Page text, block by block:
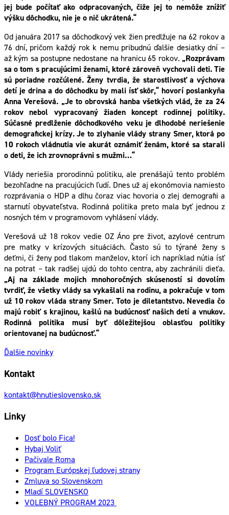
jej bude počítať ako odpracovaných, čiže jej to nemôže znížiť
výšku dôchodku, nie je o nič ukrátená.“
Od januára 2017 sa dôchodkový vek žien predlžuje na 62 rokov a
76 dní, pričom každý rok k nemu pribudnú ďalšie desiatky dní –
až kým sa postupne nedostane na hranicu 65 rokov. „Rozprávam
sa o tom s pracujúcimi ženami, ktoré zároveň vychovali deti. Tie
sú poriadne rozčúlené. Ženy tvrdia, že starostlivosť a výchova
detí je drina a do dôchodku by mali ísť skôr,“ hovorí poslankyňa
Anna Verešová. „Je to obrovská hanba všetkých vlád, že za 24
rokov nebol vypracovaný žiaden koncept rodinnej politiky.
Súčasné predlženie dôchodkového veku je dlhodobé neriešenie
demografickej krízy. Je to zlyhanie vlády strany Smer, ktorá po
10 rokoch vládnutia vie akurát oznámiť ženám, ktoré sa starali
o deti, že ich zrovnoprávni s mužmi…“
Vlády neriešia prorodinnú politiku, ale prenášajú tento problém
bezohľadne na pracujúcich ľudí. Dnes už aj ekonómovia namiesto
rozprávania o HDP a dlhu čoraz viac hovoria o zlej demografii a
starnutí obyvateľstva. Rodinná politika preto mala byť jednou z
nosných tém v programovom vyhlásení vlády.
Verešová už 18 rokov vedie OZ Áno pre život, azylové centrum
pre matky v krízových situáciách. Často sú to týrané ženy s
deťmi, či ženy pod tlakom manželov, ktorí ich napríklad nútia ísť
na potrat – tak radšej ujdú do tohto centra, aby zachránili dieťa.
„Aj na základe mojich mnohoročných skúseností si dovolím
tvrdiť, že všetky vlády sa vykašlali na rodinu, a pokračuje v tom
už 10 rokov vláda strany Smer. Toto je diletantstvo. Nevedia čo
majú robiť s krajinou, kašlú na budúcnosť našich detí a vnukov.
Rodinná politika musí byť dôležitejšou oblasťou politiky
orientovanej na budúcnosť.“
Ďalšie novinky
Kontakt
kontakt@hnutieslovensko.sk
Linky
Dosť bolo Fica!
Hybaj Voliť
Pačivale Roma
Program Európskej ľudovej strany
Zmluva so Slovenskom
Mladí SLOVENSKO
VOLEBNÝ PROGRAM 2023